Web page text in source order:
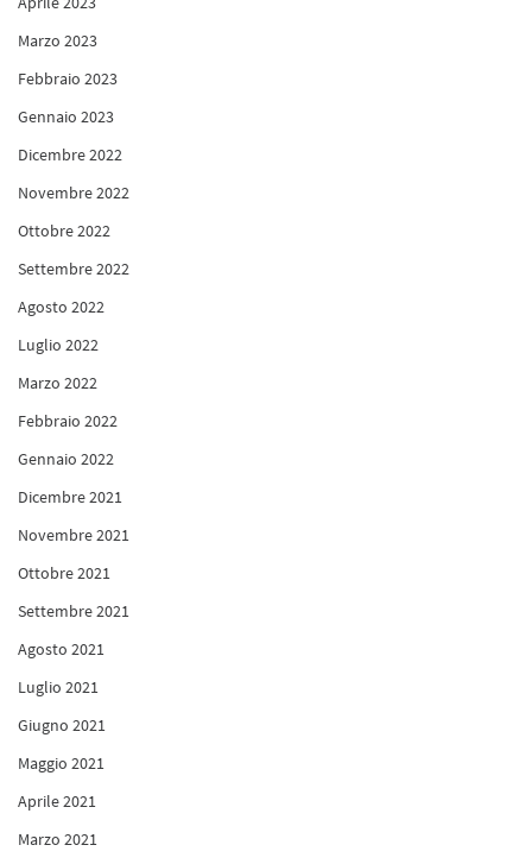
Marzo 2023
Febbraio 2023
Gennaio 2023
Dicembre 2022
Novembre 2022
Ottobre 2022
Settembre 2022
Agosto 2022
Luglio 2022
Marzo 2022
Febbraio 2022
Gennaio 2022
Dicembre 2021
Novembre 2021
Ottobre 2021
Settembre 2021
Agosto 2021
Luglio 2021
Giugno 2021
Maggio 2021
Aprile 2021
Marzo 2021